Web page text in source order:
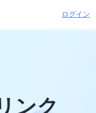
ログイン
ンク